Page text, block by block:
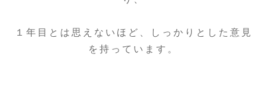
１年目とは思えないほど、しっかりとした意見
を持っています。